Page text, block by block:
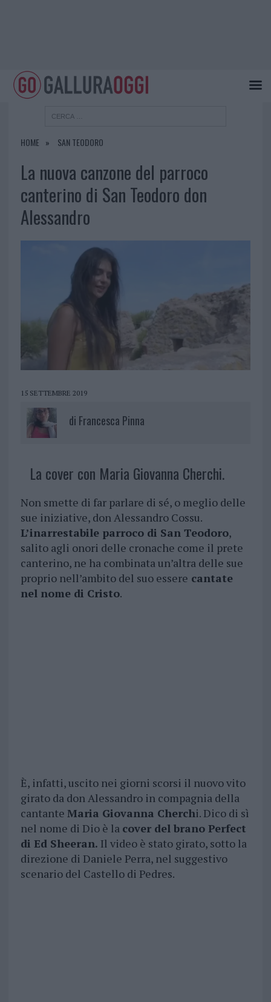
HOME SAN TEODORO
La nuova canzone del parroco
canterino di San Teodoro don
Alessandro
15 SETTEMBRE 2019
di Francesca Pinna
La cover con Maria Giovanna Cherchi.
Non smette di far parlare di sé, o meglio delle
sue iniziative, don Alessandro Cossu.
L’inarrestabile parroco di San Teodoro,
salito agli onori delle cronache come il prete
canterino, ne ha combinata un’altra delle sue
proprio nell’ambito del suo essere cantate
nel nome di Cristo.
È, infatti, uscito nei giorni scorsi il nuovo vito
girato da don Alessandro in compagnia della
cantante Maria Giovanna Cherchi. Dico di sì
nel nome di Dio è la cover del brano Perfect
di Ed Sheeran. Il video è stato girato, sotto la
direzione di Daniele Perra, nel suggestivo
scenario del Castello di Pedres.